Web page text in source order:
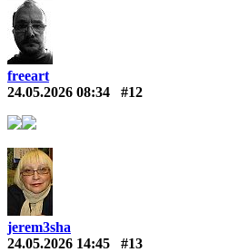
freeart
24.05.2026 08:34
#12
jerem3sha
24.05.2026 14:45
#13